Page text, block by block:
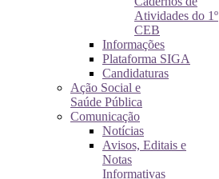
Atividades do 1º
CEB
Informações
Plataforma SIGA
Candidaturas
Ação Social e
Saúde Pública
Comunicação
Notícias
Avisos, Editais e
Notas
Informativas